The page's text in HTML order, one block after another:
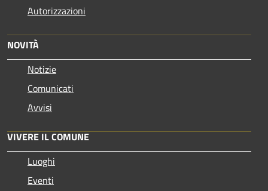
Autorizzazioni
NOVITÀ
Notizie
Comunicati
Avvisi
VIVERE IL COMUNE
Luoghi
Eventi